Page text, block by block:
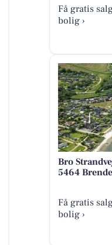
Få gratis
bolig ›
Bro
5464
Få gratis
bolig ›